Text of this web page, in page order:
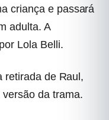
criança e passará
adulta. A
Lola Belli.
retirada de Raul,
da trama.